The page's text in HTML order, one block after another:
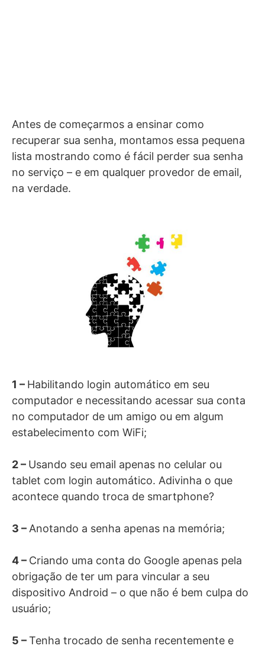
Antes de começarmos a ensinar como
recuperar sua senha, montamos essa pequena
lista mostrando como é fácil perder sua senha
no serviço – e em qualquer provedor de email,
na verdade.
1 – Habilitando login automático em seu
computador e necessitando acessar sua conta
no computador de um amigo ou em algum
estabelecimento com WiFi;
2 – Usando seu email apenas no celular ou
tablet com login automático. Adivinha o que
acontece quando troca de smartphone?
3 – Anotando a senha apenas na memória;
4 – Criando uma conta do Google apenas pela
obrigação de ter um para vincular a seu
dispositivo Android – o que não é bem culpa do
usuário;
5 –Tenha trocado de senha recentemente e